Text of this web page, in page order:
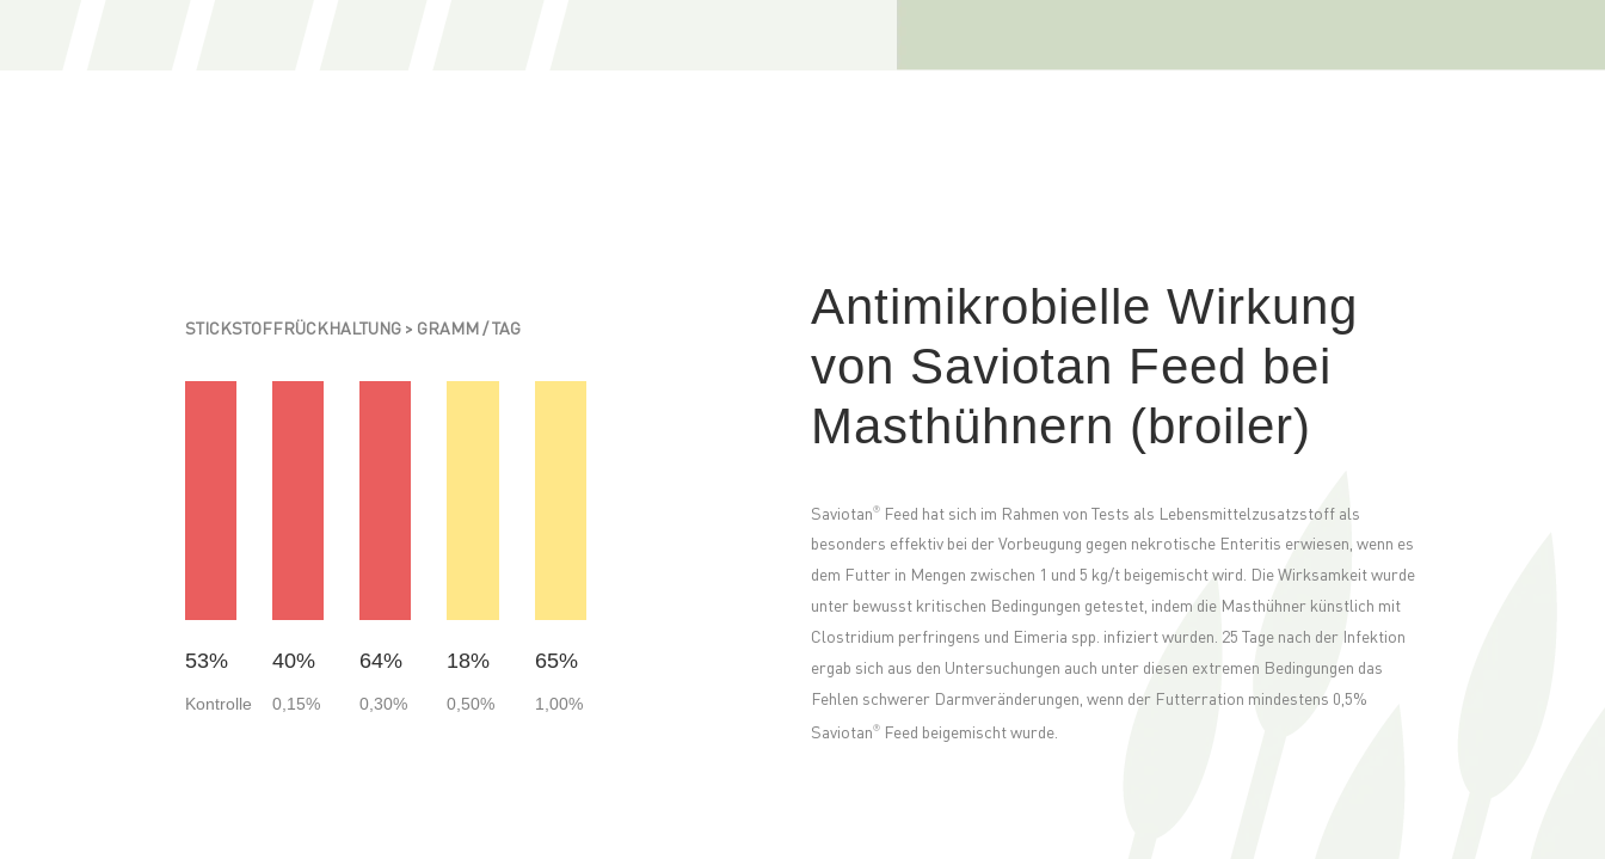
STICKSTOFFRÜCKHALTUNG > GRAMM / TAG
53%
Kontrolle
40%
0,15%
64%
0,30%
18%
0,50%
65%
1,00%
Antimikrobielle Wirkung
von Saviotan Feed bei
Masthühnern (broiler)
Saviotan®Feed hat sich im Rahmen von Tests als Lebensmittelzusatzstoff als
besonders effektiv bei der Vorbeugung gegen nekrotische Enteritis erwiesen, wenn es
dem Futter in Mengen zwischen 1 und 5 kg/t beigemischt wird. Die Wirksamkeit wurde
unter bewusst kritischen Bedingungen getestet, indem die Masthühner künstlich mit
Clostridium perfringens und Eimeria spp. infiziert wurden. 25 Tage nach der Infektion
ergab sich aus den Untersuchungen auch unter diesen extremen Bedingungen das
Fehlen schwerer Darmveränderungen, wenn der Futterration mindestens 0,5%
Saviotan®Feed beigemischt wurde.